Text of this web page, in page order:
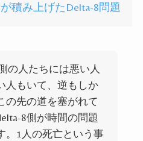
積み上げたDelta-8問題
の人たちには悪い人
人もいて、逆もしか
の先の道を塞がれて
8側が時間の問題
1人の死亡という事